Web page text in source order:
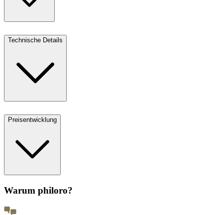
Technische Details
Preisentwicklung
Warum philoro?